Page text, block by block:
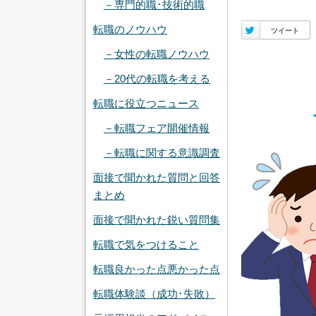
ツイート
Twitter
－専門的職･技術的職
転職のノウハウ
－女性の転職ノウハウ
－20代の転職を考える
転職に役立つニュース
－転職フェア開催情報
－転職に関する意識調査
面接で聞かれた質問と回答
まとめ
面接で聞かれた鋭い質問集
転職で気をつけること
転職良かった点悪かった点
転職体験談（成功･失敗）